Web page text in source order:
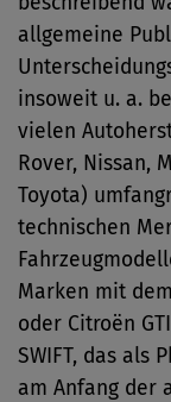
allgemeine
insoweit u. a.
vielen
Rover, Nissan,
Toyota)
technischen
Marken mit
oder Citroën
SWIFT, das als
am Anfang der